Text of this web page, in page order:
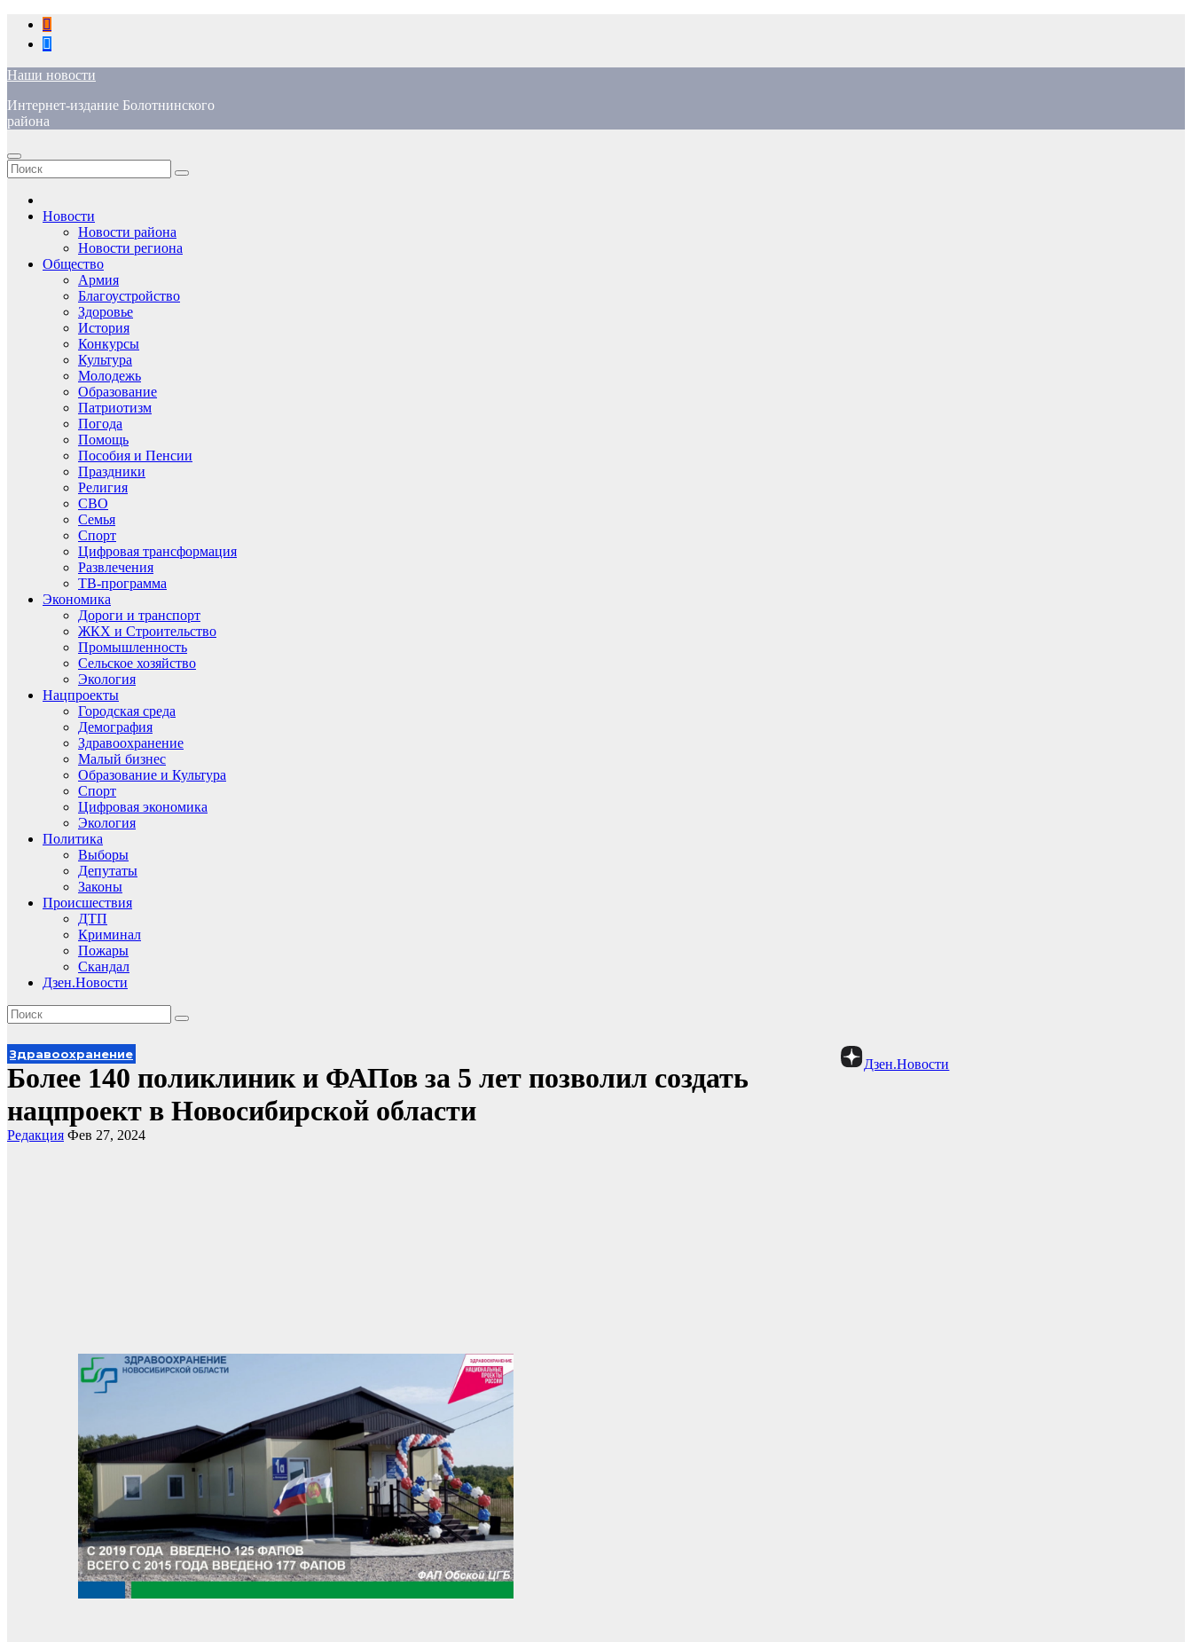
Перейти
содержимому
Наши новости
Интернет-издание Болотнинского
района
Новости
Новости района
Новости региона
Общество
Армия
Благоустройство
Здоровье
История
Конкурсы
Культура
Молодежь
Образование
Патриотизм
Погода
Помощь
Пособия и Пенсии
Праздники
Религия
СВО
Семья
Спорт
Цифровая трансформация
Развлечения
ТВ-программа
Экономика
Дороги и транспорт
ЖКХ и Строительство
Промышленность
Сельское хозяйство
Экология
Нацпроекты
Городская среда
Демография
Здравоохранение
Малый бизнес
Образование и Культура
Спорт
Цифровая экономика
Экология
Политика
Выборы
Депутаты
Законы
Происшествия
ДТП
Криминал
Пожары
Скандал
Дзен.Новости
Дзен.Новости
Здравоохранение
Более 140 поликлиник и ФАПов за 5 лет позволил создать
нацпроект в Новосибирской области
Редакция Фев 27, 2024